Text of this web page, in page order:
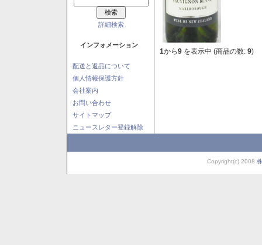
詳細検索
インフォメーション
配送と返品について
個人情報保護方針
会社案内
お問い合わせ
サイトマップ
ニュースレター登録解除
1から9 を表示中 (商品の数: 9)
Copyright(c) 2008